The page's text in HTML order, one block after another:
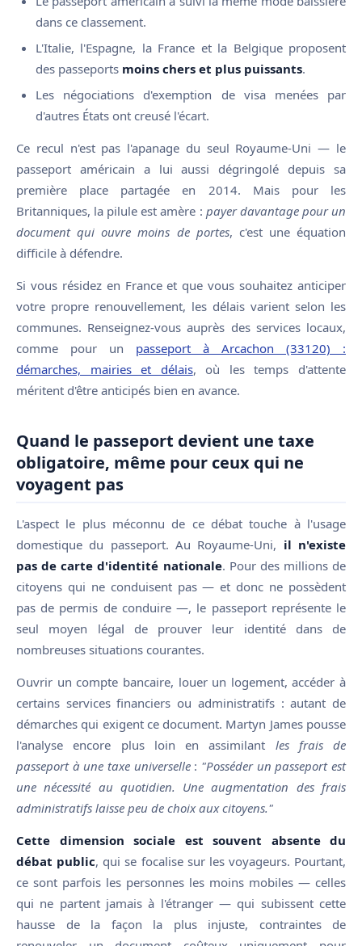
dans ce classement.
L'Italie, l'Espagne, la France et la Belgique proposent
des passeports moins chers et plus puissants.
Les négociations d'exemption de visa menées par
d'autres États ont creusé l'écart.
Ce recul n'est pas l'apanage du seul Royaume-Uni — le
passeport américain a lui aussi dégringolé depuis sa
première place partagée en 2014. Mais pour les
Britanniques, la pilule est amère : payer davantage pour un
document qui ouvre moins de portes, c'est une équation
difficile à défendre.
Si vous résidez en France et que vous souhaitez anticiper
votre propre renouvellement, les délais varient selon les
communes. Renseignez-vous auprès des services locaux,
comme pour un passeport à Arcachon (33120) :
démarches, mairies et délais, où les temps d'attente
méritent d'être anticipés bien en avance.
Quand le passeport devient une taxe
obligatoire, même pour ceux qui ne
voyagent pas
L'aspect le plus méconnu de ce débat touche à l'usage
domestique du passeport. Au Royaume-Uni, il n'existe
pas de carte d'identité nationale. Pour des millions de
citoyens qui ne conduisent pas — et donc ne possèdent
pas de permis de conduire —, le passeport représente le
seul moyen légal de prouver leur identité dans de
nombreuses situations courantes.
Ouvrir un compte bancaire, louer un logement, accéder à
certains services financiers ou administratifs : autant de
démarches qui exigent ce document. Martyn James pousse
l'analyse encore plus loin en assimilant les frais de
passeport à une taxe universelle: "Posséder un passeport est
une nécessité au quotidien. Une augmentation des frais
administratifs laisse peu de choix aux citoyens."
Cette dimension sociale est souvent absente du
débat public, qui se focalise sur les voyageurs. Pourtant,
ce sont parfois les personnes les moins mobiles — celles
qui ne partent jamais à l'étranger — qui subissent cette
hausse de la façon la plus injuste, contraintes de